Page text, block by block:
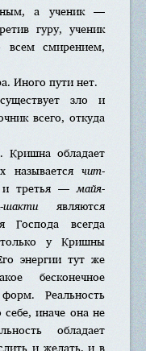
а ученик —
гуру, ученик
всем смирением,
Иного пути нет.
зло и
всего, откуда
Кришна обладает
чит-
третья — майя-
являются
Господа всегда
у Кришны
энергии тут же
бесконечное
Реальность
себе, иначе она не
обладает
и желать, и в